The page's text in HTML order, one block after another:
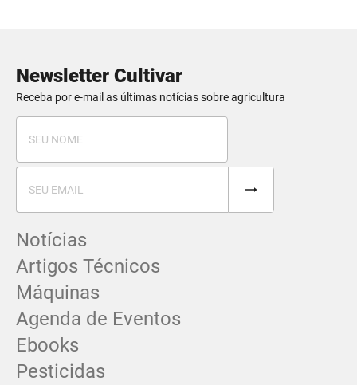
Newsletter Cultivar
Receba por e-mail as últimas notícias sobre agricultura
Notícias
Artigos Técnicos
Máquinas
Agenda de Eventos
Ebooks
Pesticidas